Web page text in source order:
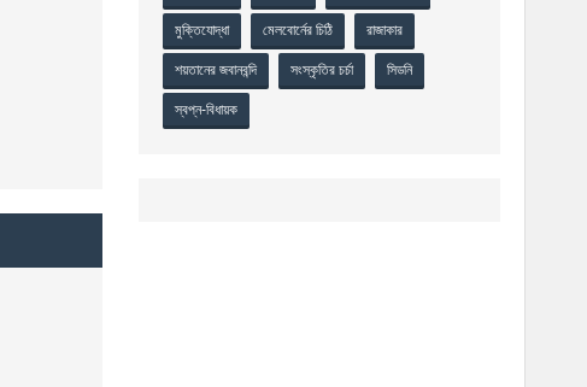
মুক্তিযোদ্ধা মেলবোর্নের চিঠি রাজাকার
শয়তানের জবানবন্দি সংস্কৃতির চর্চা সিডনি
স্বপ্ন-বিধায়ক